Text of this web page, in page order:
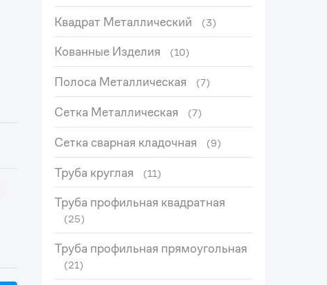
Квадрат Металлический (3)
Кованные Изделия (10)
Полоса Металлическая (7)
Сетка Металлическая (7)
Сетка сварная кладочная (9)
Труба круглая (11)
Труба профильная квадратная
(25)
Труба профильная прямоугольная
(21)